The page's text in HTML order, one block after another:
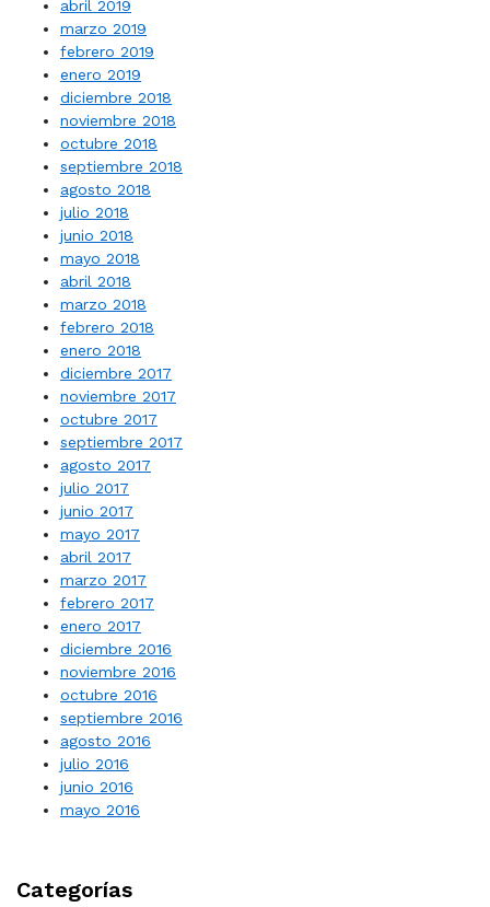
abril 2019
marzo 2019
febrero 2019
enero 2019
diciembre 2018
noviembre 2018
octubre 2018
septiembre 2018
agosto 2018
julio 2018
junio 2018
mayo 2018
abril 2018
marzo 2018
febrero 2018
enero 2018
diciembre 2017
noviembre 2017
octubre 2017
septiembre 2017
agosto 2017
julio 2017
junio 2017
mayo 2017
abril 2017
marzo 2017
febrero 2017
enero 2017
diciembre 2016
noviembre 2016
octubre 2016
septiembre 2016
agosto 2016
julio 2016
junio 2016
mayo 2016
Categorías